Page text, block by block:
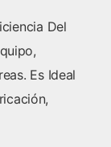
Del
Es Ideal